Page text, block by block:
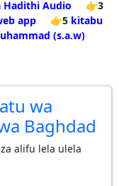
Hadithi Audio
👉3
app 👉5 kitabu
(s.a.w)
wa
Baghdad
alifu lela ulela